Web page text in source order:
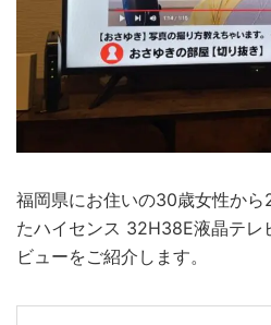
福岡県にお住いの30歳女性か
たハイセンス 32H38E液晶テレ
ビューをご紹介します。